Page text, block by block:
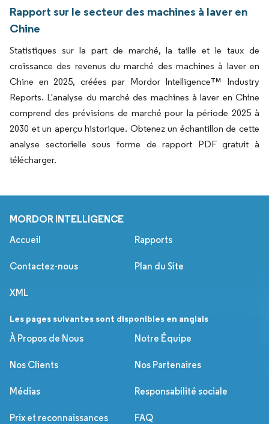
Rapport sur le secteur des machines à laver en
Chine
Statistiques sur la part de marché, la taille et le taux de
croissance des revenus du marché des machines à laver en
Chine en 2025, créées par Mordor Intelligence™ Industry
Reports. L'analyse du marché des machines à laver en Chine
comprend des prévisions de marché pour la période 2025 à
2030 et un aperçu historique. Obtenez un échantillon de cette
analyse sectorielle sous forme de rapport PDF gratuit à
télécharger.
MORDOR INTELLIGENCE
Accueil Rapports
Contactez-nous Plan du Site
XML
Les pages suivantes sont disponibles en anglais
À Propos de Nous
Notre Équipe
Nos Clients Nos Partenaires
Médias Responsabilité sociale
Prix et reconnaissances FAQ